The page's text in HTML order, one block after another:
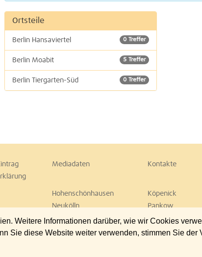
Weitere Informationen darüber, wie wir Cookies
Sie diese Website weiter verwenden, stimmen Sie der
Ortsteile
0 Treffer
Berlin Hansaviertel
5 Treffer
Berlin Moabit
0 Treffer
Berlin Tiergarten-Süd
Mediadaten
Kontakte
Hohenschönhausen Köpenick
Neukölln Pankow
Steglitz Tempelhof
Weißensee Wilmersdorf